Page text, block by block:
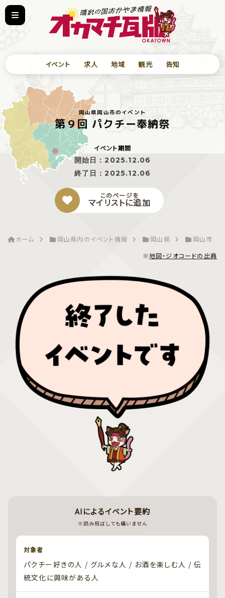
イベント 求人 地域 観光 告知
岡山県岡山市のイベント
第９回 パクチー奉納祭
イベント期間
開始日：2025.12.06
終了日：2025.12.06
このページを
マイリストに追加
ホーム 岡山県内のイベント情報 岡山県
岡山市
※地図・ジオコードの出典
AIによるイベント要約
※読み飛ばしても構いません
対象者
パクチー好きの人 / グルメな人 / お酒を楽しむ人 / 伝
統文化に興味がある人